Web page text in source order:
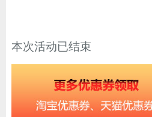
本次活动已结束